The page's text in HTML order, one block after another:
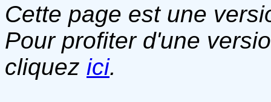
Cette page est une
Pour profiter d'une
cliquez ici.